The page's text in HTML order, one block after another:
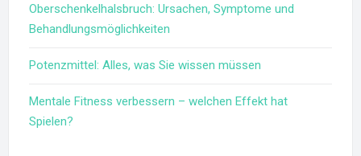
Oberschenkelhalsbruch: Ursachen, Symptome und
Behandlungsmöglichkeiten
Potenzmittel: Alles, was Sie wissen müssen
Mentale Fitness verbessern – welchen Effekt hat
Spielen?